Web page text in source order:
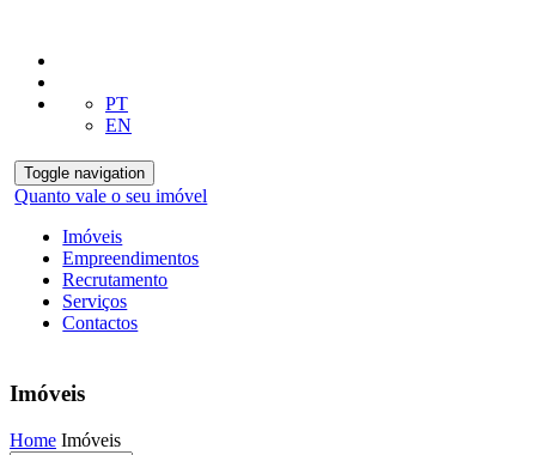
PT
EN
Toggle navigation
Quanto vale o seu imóvel
Imóveis
Empreendimentos
Recrutamento
Serviços
Contactos
Imóveis
Home Imóveis